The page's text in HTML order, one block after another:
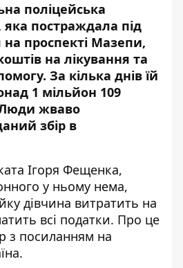
поліцейська
яка постраждала під
проспекті Мазепи,
на лікування та
За кілька днів їй
1 мільйон 109
жваво
збір в
Ігоря Фещенка,
у ньому нема,
дівчина витратить на
всі податки. Про це
з посиланням на
.